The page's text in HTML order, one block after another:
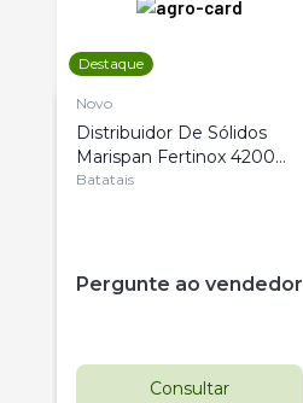
Destaque
Novo
Distribuidor De Sólidos
Marispan Fertinox 4200
Citrus
Batatais
Pergunte ao vendedor
Consultar